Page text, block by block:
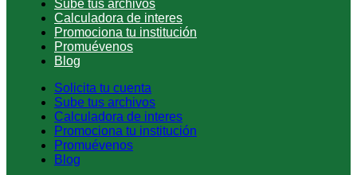
Sube tus archivos
Calculadora de interes
Promociona tu institución
Promuévenos
Blog
Solicita tu cuenta
Sube tus archivos
Calculadora de interes
Promociona tu institución
Promuévenos
Blog